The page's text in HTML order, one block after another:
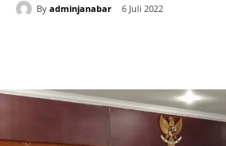
By adminjanabar 6 Juli 2022